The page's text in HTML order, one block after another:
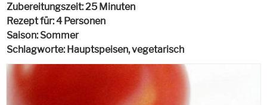
Zubereitungszeit 25 Minuten
Rezept für 4 Personen
Saison Sommer
Schlagworte Hauptspeisen,vegetarisch